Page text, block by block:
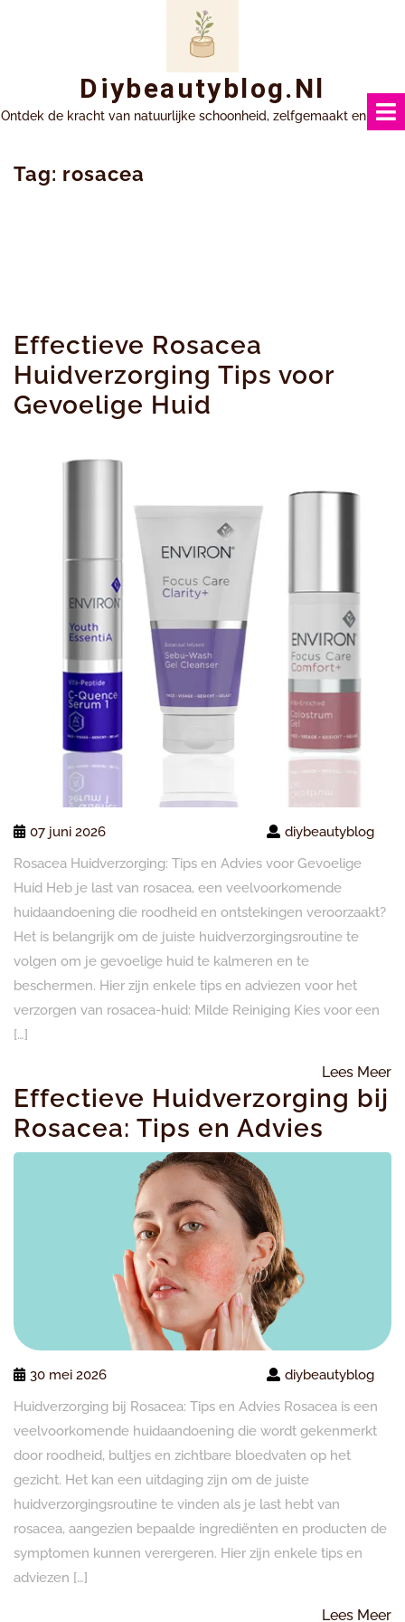
Diybeautyblog.nl
Ontdek de kracht van natuurlijke schoonheid, zelfgemaakt en uniek.
Tag: rosacea
Effectieve Rosacea
Huidverzorging Tips voor
Gevoelige Huid
07 juni 2026
diybeautyblog
Rosacea Huidverzorging: Tips en Advies voor Gevoelige
Huid Heb je last van rosacea, een veelvoorkomende
huidaandoening die roodheid en ontstekingen veroorzaakt?
Het is belangrijk om de juiste huidverzorgingsroutine te
volgen om je gevoelige huid te kalmeren en te
beschermen. Hier zijn enkele tips en adviezen voor het
verzorgen van rosacea-huid: Milde Reiniging Kies voor een
[…]
Lees Meer
Effectieve Huidverzorging bij
Rosacea: Tips en Advies
30 mei 2026
diybeautyblog
Huidverzorging bij Rosacea: Tips en Advies Rosacea is een
veelvoorkomende huidaandoening die wordt gekenmerkt
door roodheid, bultjes en zichtbare bloedvaten op het
gezicht. Het kan een uitdaging zijn om de juiste
huidverzorgingsroutine te vinden als je last hebt van
rosacea, aangezien bepaalde ingrediënten en producten de
symptomen kunnen verergeren. Hier zijn enkele tips en
adviezen […]
Lees Meer